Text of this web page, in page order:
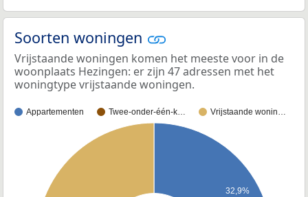
Soorten woningen
Vrijstaande woningen komen het meeste voor in de
woonplaats Hezingen: er zijn 47 adressen met het
woningtype vrijstaande woningen.
Appartementen Twee-onder-één-k… Vrijstaande wonin…
32,9%